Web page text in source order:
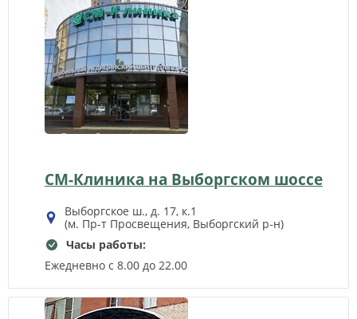
СМ-Клиника на Выборгском шоссе
Выборгское ш., д. 17, к.1
(м. Пр-т Просвещения, Выборгский р‑н)
Часы работы:
Ежедневно с 8.00 до 22.00